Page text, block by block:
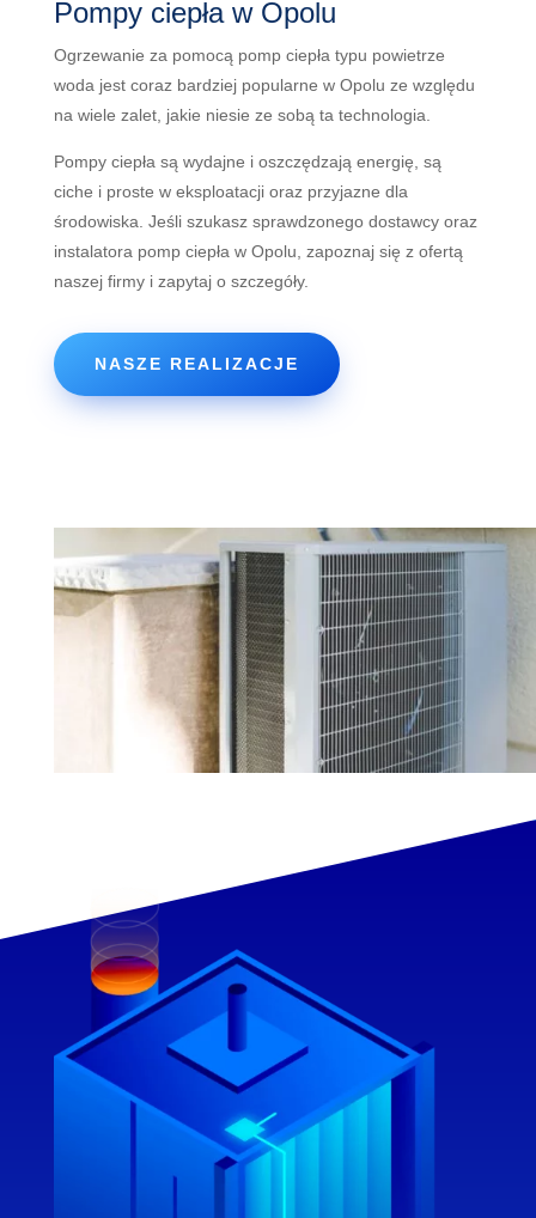
Pompy ciepła w Opolu
Ogrzewanie za pomocą pompciepła typu powietrze
woda jestcorazbardziejpopularne wOpolu ze względu
na wiele zalet, jakie niesie ze sobą ta technologia
Pompyciepła są wydajne ioszczędzają energię są
ciche iproste weksploatacjiorazprzyjazne dla
środowiska Jeśliszukaszsprawdzonegodostawcy oraz
instalatora pompciepła wOpolu zapoznajsię zofertą
naszej firmy i zapytaj o szczegóły.
NASZE REALIZACJE